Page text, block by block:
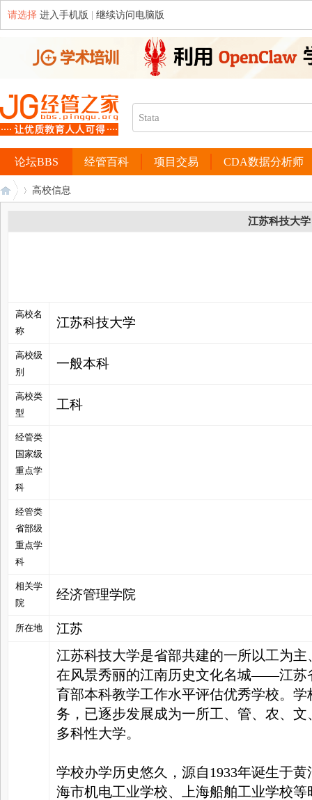
请选择 进入手机版 继续访问电脑版
经管百科 项目交易 CDA数据分析师
论坛BBS
高校信息
江苏科技大学
高校名
称
江苏科技大学
高校级
别
一般本科
高校类
型
工科
经管类
国家级
重点学
科
经管类
省部级
重点学
科
相关学
院
经济管理学院
所在地 江苏
江苏科技大学是省部共建的一所以工为
在风景秀丽的江南历史文化名城——江苏
育部本科教学工作水平评估优秀学校。
务，已逐步发展成为一所工、管、农、
多科性大学。
学校办学历史悠久，源自1933年诞生于
海市机电工业学校、上海船舶工业学校